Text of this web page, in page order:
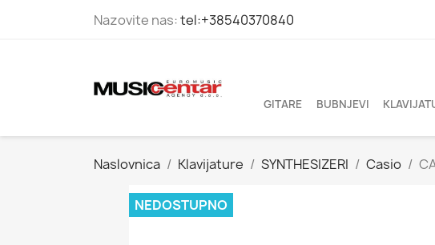
Nazovite nas:tel:+38540370840
GITARE BUBNJEVI
Naslovnica Klavijature SYNTHESIZERI Casio
NEDOSTUPNO